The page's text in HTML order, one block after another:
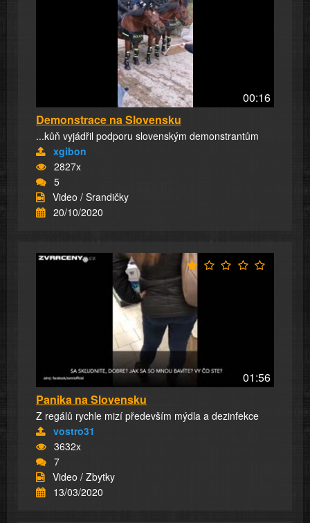
00:16
Demonstrace na Slovensku
...kůň vyjádřil podporu slovenským demonstrantům
xgibon
2827x
5
Video / Srandičky
20/10/2020
01:56
Panika na Slovensku
Z regálů rychle mizí především mýdla a dezinfekce
vostro31
3632x
7
Video / Zbytky
13/03/2020